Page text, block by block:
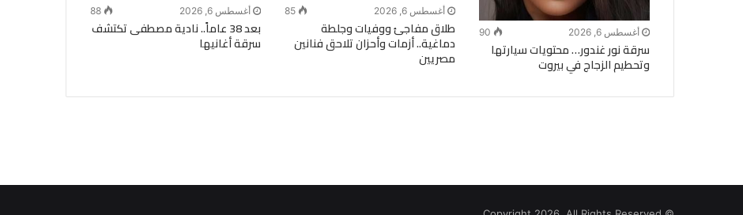
أغسطس 6, 2026 90
سرقة نور غندور… محتويات سيارتها
وتحطيم الزجاج في بيروت
أغسطس 6, 2026 85
طلاق مفاجئ ووفيات وجلطة
دماغية.. أزمات وأحزان تلاحق فنانين
مصريين
أغسطس 6, 2026 88
بعد 38 عاماً.. نادية مصطفى تكتشف
سرقة أغانيها